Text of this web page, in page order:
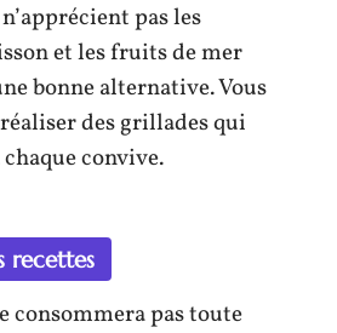
pas les
et les fruits de mer
bonne alternative. Vous
des grillades qui
convive.
recettes
consommera pas toute